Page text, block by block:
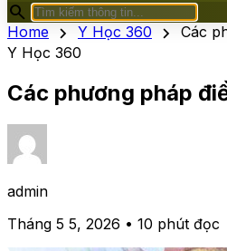
search
Home chevron_right Y Học 360 chevron_right
Các
Y Học 360
Các phương pháp
admin
Tháng 5 5, 2026 • 10 phút đọc